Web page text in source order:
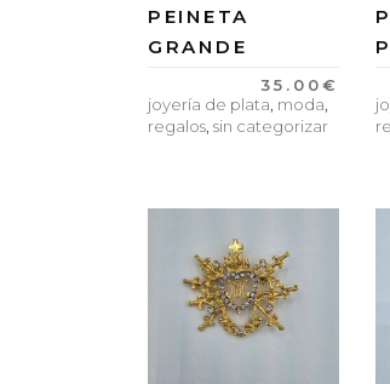
PEINETA
GRANDE
35.00€
joyería de plata moda
regalos sin categorizar